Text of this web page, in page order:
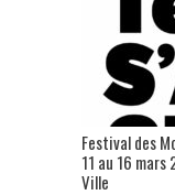
Festival des
11 au 16
Ville